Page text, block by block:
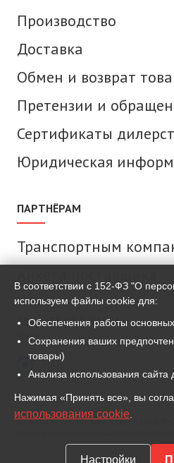
Производство
Доставка
Обмен и возврат
Претензии и
Сертификаты
Юридическая
ПАРТНЁРАМ
Транспортным
СВЯЗАТЬСЯ С НАМИ
MAX
ВКонтакте
Для связи используем мессенджер
В соответствии с 152-ФЗ "О
используем файлы cookie для:
Обеспечения работы
Сохранения ваших
товары)
Анализа использования
Нажимая «Принять все», вы
использования cookie
Настройки